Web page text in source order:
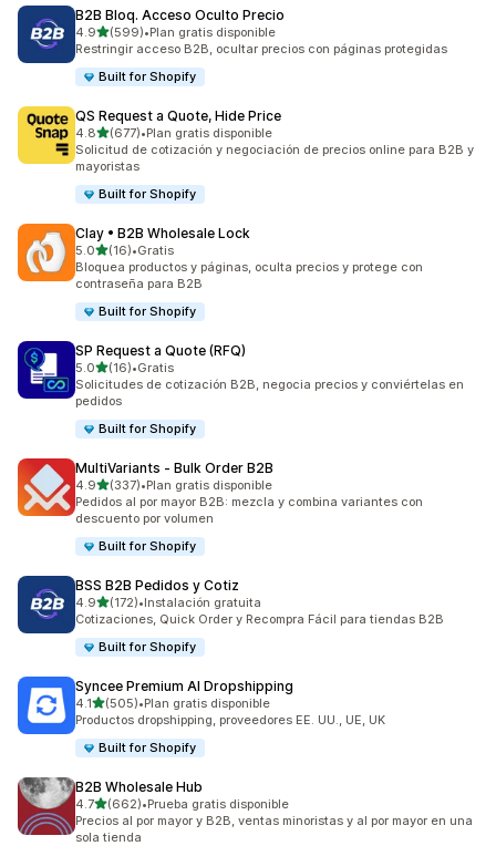
B2B Bloq. Acceso Oculto Precio
4.9de 5 estrellas
(599)
599 reseñas en total
•Plan gratis disponible
Restringir acceso B2B, ocultar precios con páginas protegidas
Built for Shopify
QS Request a Quote, Hide Price
4.8de 5 estrellas
(677)
677 reseñas en total
•Plan gratis disponible
Solicitud de cotización y negociación de precios online para B2B y
mayoristas
Built for Shopify
Clay • B2B Wholesale Lock
5.0de 5 estrellas
(16)
16 reseñas en total
•Gratis
Bloquea productos y páginas, oculta precios y protege con
contraseña para B2B
Built for Shopify
SP Request a Quote (RFQ)
5.0de 5 estrellas
(16)
16 reseñas en total
•Gratis
Solicitudes de cotización B2B, negocia precios y conviértelas en
pedidos
Built for Shopify
MultiVariants ‑ Bulk Order B2B
4.9de 5 estrellas
(337)
337 reseñas en total
•Plan gratis disponible
Pedidos al por mayor B2B: mezcla y combina variantes con
descuento por volumen
Built for Shopify
BSS B2B Pedidos y Cotiz
4.9de 5 estrellas
(172)
172 reseñas en total
•Instalación gratuita
Cotizaciones, Quick Order y Recompra Fácil para tiendas B2B
Built for Shopify
Syncee Premium AI Dropshipping
4.1de 5 estrellas
(505)
505 reseñas en total
•Plan gratis disponible
Productos dropshipping, proveedores EE. UU., UE, UK
Built for Shopify
B2B Wholesale Hub
4.7de 5 estrellas
(662)
662 reseñas en total
•Prueba gratis disponible
Precios al por mayor y B2B, ventas minoristas y al por mayor en una
sola tienda